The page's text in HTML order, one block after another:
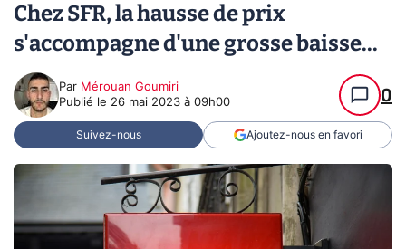
Chez SFR, la hausse de prix
s'accompagne d'une grosse baisse...
Par Mérouan Goumiri
Publié le 26 mai 2023 à 09h00 0
Suivez-nous Ajoutez-nous en favori